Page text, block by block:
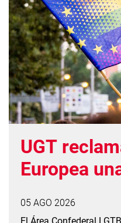
UGT
Europea
prácticas
05 AGO 2026